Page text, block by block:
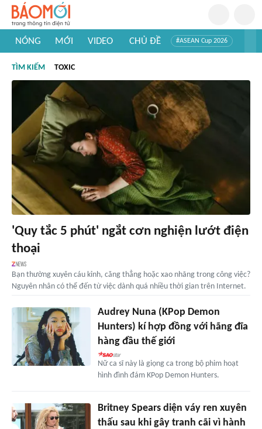
NÓNG MỚI VIDEO CHỦ ĐỀ #ASEAN Cup 2026
#Khám phá thế giới
TÌM KIẾM TOXIC
'Quy tắc 5 phút' ngắt cơn nghiện lướt điện
thoại
Bạn thường xuyên cáu kỉnh, căng thẳng hoặc xao nhãng trong công việc?
Nguyên nhân có thể đến từ việc dành quá nhiều thời gian trên Internet.
Audrey Nuna (KPop Demon
Hunters) kí hợp đồng với hãng đĩa
hàng đầu thế giới
Nữ ca sĩ này là giọng ca trong bộ phim hoạt
hình đình đám KPop Demon Hunters.
Britney Spears diện váy ren xuyên
thấu sau khi gây tranh cãi vì hành